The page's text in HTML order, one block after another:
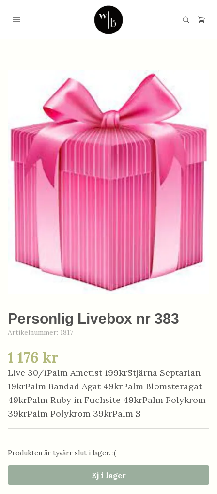
Personlig Livebox nr 383
Artikelnummer: 1817
1 176 kr
Live 30/1Palm Ametist 199krStjärna Septarian
19krPalm Bandad Agat 49krPalm Blomsteragat
49krPalm Ruby in Fuchsite 49krPalm Polykrom
39krPalm Polykrom 39krPalm S
Produkten är tyvärr slut i lager. :(
Ej i lager